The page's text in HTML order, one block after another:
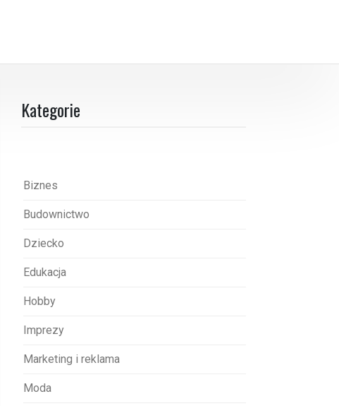
Kategorie
Biznes
Budownictwo
Dziecko
Edukacja
Hobby
Imprezy
Marketing i reklama
Moda